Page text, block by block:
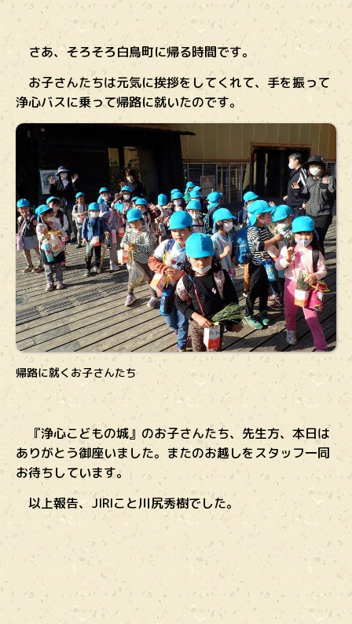
さあ、そろそろ白鳥町に帰る時間です。
お子さんたちは元気に挨拶をしてくれて、手を振って
浄心バスに乗って帰路に就いたのです。
帰路に就くお子さんたち
『浄心こどもの城』のお子さんたち、先生方、本日は
ありがとう御座いました。またのお越しをスタッフ一同
お待ちしています。
以上報告、JIRIこと川尻秀樹でした。